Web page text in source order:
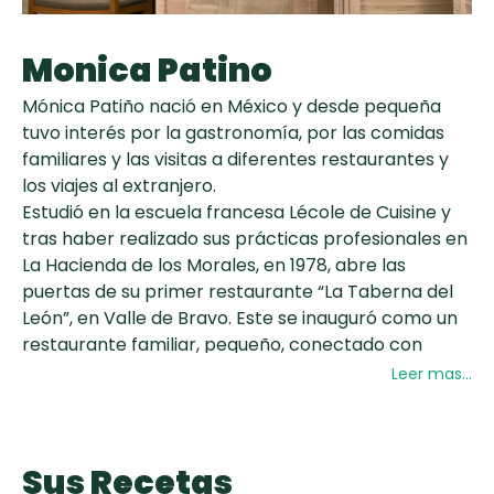
Chocolate
Key Lime Pie
Tiramisú
Monica Patino
Mónica Patiño nació en México y desde pequeña
tuvo interés por la gastronomía, por las comidas
familiares y las visitas a diferentes restaurantes y
los viajes al extranjero.
Estudió en la escuela francesa Lécole de Cuisine y
tras haber realizado sus prácticas profesionales en
La Hacienda de los Morales, en 1978, abre las
puertas de su primer restaurante “La Taberna del
León”, en Valle de Bravo. Este se inauguró como un
restaurante familiar, pequeño, conectado con
productos del campo y donde cultivaba sus propias
un lugar propicio para establecer La Taberna del
Leer mas...
Sus Recetas